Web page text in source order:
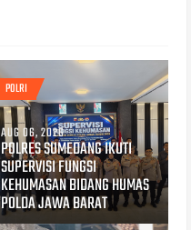
POLRI
AUG 06, 2026
POLRES SUMEDANG IKUTI
SUPERVISI FUNGSI
KEHUMASAN BIDANG HUMAS
POLDA JAWA BARAT